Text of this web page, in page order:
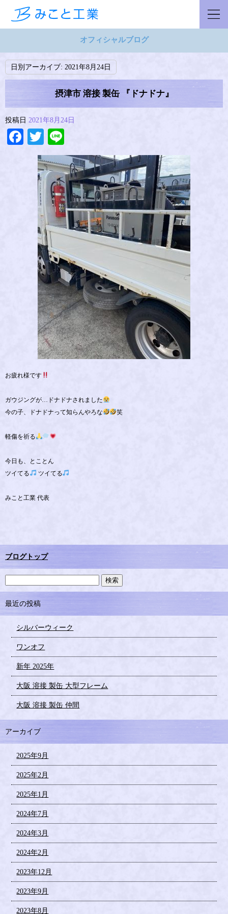
オフィシャルブログ
日別アーカイブ: 2021年8月24日
摂津市 溶接 製缶 『ドナドナ』
投稿日 2021年8月24日
Facebook
Twitter
お疲れ様です
ガウジングが…ドナドナされました
今の子、ドナドナって知らんやろな
笑
軽傷を祈る
今日も、とことん
ツイてる
ツイてる
みこと工業 代表
ブログトップ
最近の投稿
シルバーウィーク
ワンオフ
新年 2025年
大阪 溶接 製缶 大型フレーム
大阪 溶接 製缶 仲間
アーカイブ
2025年9月
2025年2月
2025年1月
2024年7月
2024年3月
2024年2月
2023年12月
2023年9月
2023年8月